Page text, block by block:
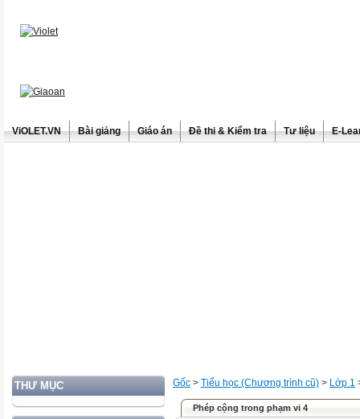
ViOLET.VN Bài giảng Giáo án Đề thi & Kiểm tra Tư liệu E-
THƯ MỤC Gốc > Tiểu học (Chương trình cũ) > Lớp 1
Phép cộng trong phạm vi 4